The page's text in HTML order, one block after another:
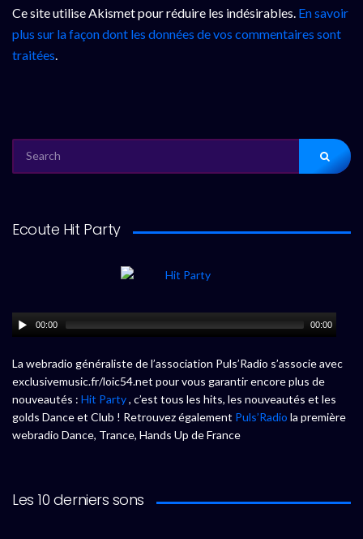
Ce site utilise Akismet pour réduire les indésirables. En savoir
plus sur la façon dont les données de vos commentaires sont
traitées.
FOR:
Ecoute Hit Party
00:00 00:00
La webradio généraliste de l’association Puls’Radio s’associe avec
exclusivemusic.fr/loic54.net pour vous garantir encore plus de
nouveautés : Hit Party, c’est tous les hits, les nouveautés et les
golds Dance et Club ! Retrouvez également Puls’Radio la première
webradio Dance, Trance, Hands Up de France
Les 10 derniers sons